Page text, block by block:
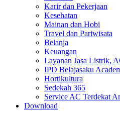
Karir dan Pekerjaan
Kesehatan
Mainan dan Hobi
Travel dan Pariwisata
Belanja
Keuangan
Layanan Jasa Listrik,
IPD Belajasaku
Hortikultura
Sedekah 365
Service AC Terdekat
Download